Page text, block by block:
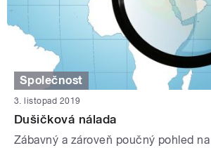
Společnost
3. listopad 2019
Dušičková nálada
Zábavný a zároveň poučný pohled